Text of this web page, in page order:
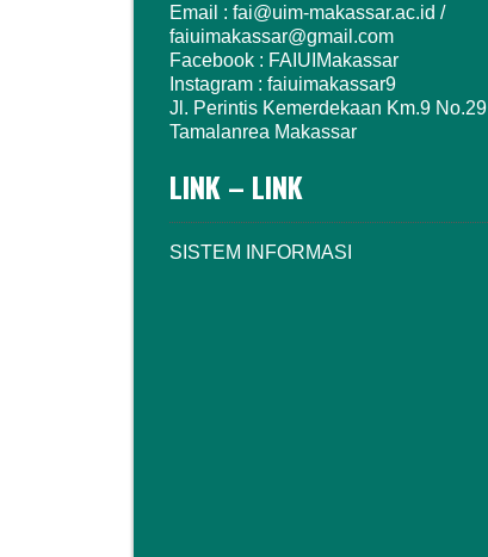
Email : fai@uim-makassar.ac.id /
faiuimakassar@gmail.com
Facebook : FAIUIMakassar
Instagram : faiuimakassar9
Jl. Perintis Kemerdekaan Km.9 No.29
Tamalanrea Makassar
LINK – LINK
SISTEM INFORMASI